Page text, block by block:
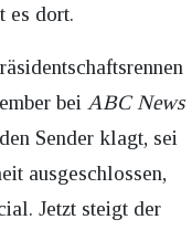
es dort.
bei ABC News
Sender klagt, sei
ausgeschlossen,
Jetzt steigt der